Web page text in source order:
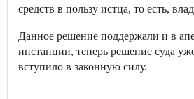
средств в пользу истца, то есть,
Данное решение поддержали и в
инстанции, теперь решение суда
вступило в законную силу.